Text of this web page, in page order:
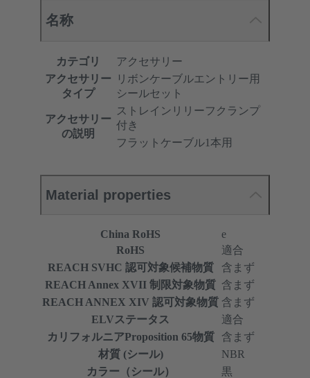
名称
カテゴリ
アクセサリー
アクセサリー
タイプ
リボンケーブルエントリー用
シールセット
アクセサリー
の説明
ストレインリリーフクランプ
付き
フラットケーブル1本用
Material properties
China RoHS
e
RoHS
適合
REACH SVHC 認可対象候補物質
含まず
REACH Annex XVII 制限対象物質 含まず
REACH ANNEX XIV 認可対象物質 含まず
ELVステータス
適合
カリフォルニアProposition 65物質
含まず
材質 (シール)
NBR
カラー（シール）
黒